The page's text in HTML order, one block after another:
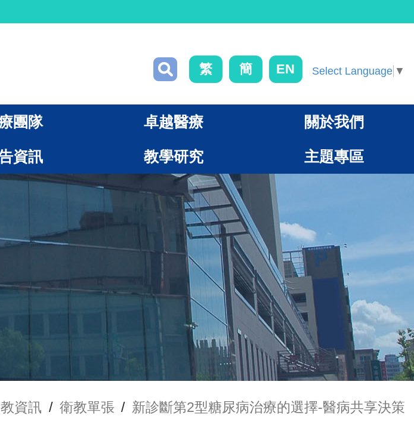
繁 簡 EN Select Language ▼
團隊 卓越醫療 關於我們
資訊 教學研究 主題專區
資訊 / 衛教單張 / 新診斷第2型糖尿病治療的選擇-醫病共享決策